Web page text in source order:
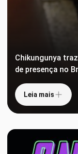
Chikungunya
de presença no
Leia mais